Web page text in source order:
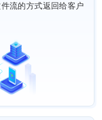
流的方式返回给客户